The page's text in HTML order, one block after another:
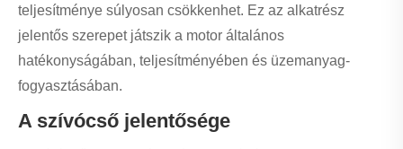
teljesítménye súlyosan csökkenhet. Ez az alkatrész
jelentős szerepet játszik a motor általános
hatékonyságában, teljesítményében és üzemanyag-
fogyasztásában.
A szívócső jelentősége